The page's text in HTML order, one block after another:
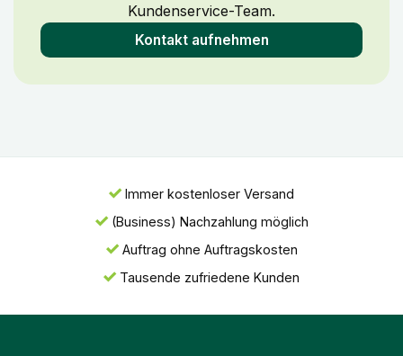
Kundenservice-Team.
Kontakt aufnehmen
Immer kostenloser Versand
(Business) Nachzahlung möglich
Auftrag ohne Auftragskosten
Tausende zufriedene Kunden